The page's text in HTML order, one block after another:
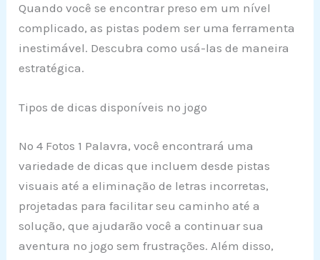
Quando você se encontrar preso em um nível
complicado, as pistas podem ser uma ferramenta
inestimável. Descubra como usá-las de maneira
estratégica.
Tipos de dicas disponíveis no jogo
No 4 Fotos 1 Palavra, você encontrará uma
variedade de dicas que incluem desde pistas
visuais até a eliminação de letras incorretas,
projetadas para facilitar seu caminho até a
solução, que ajudarão você a continuar sua
aventura no jogo sem frustrações. Além disso,